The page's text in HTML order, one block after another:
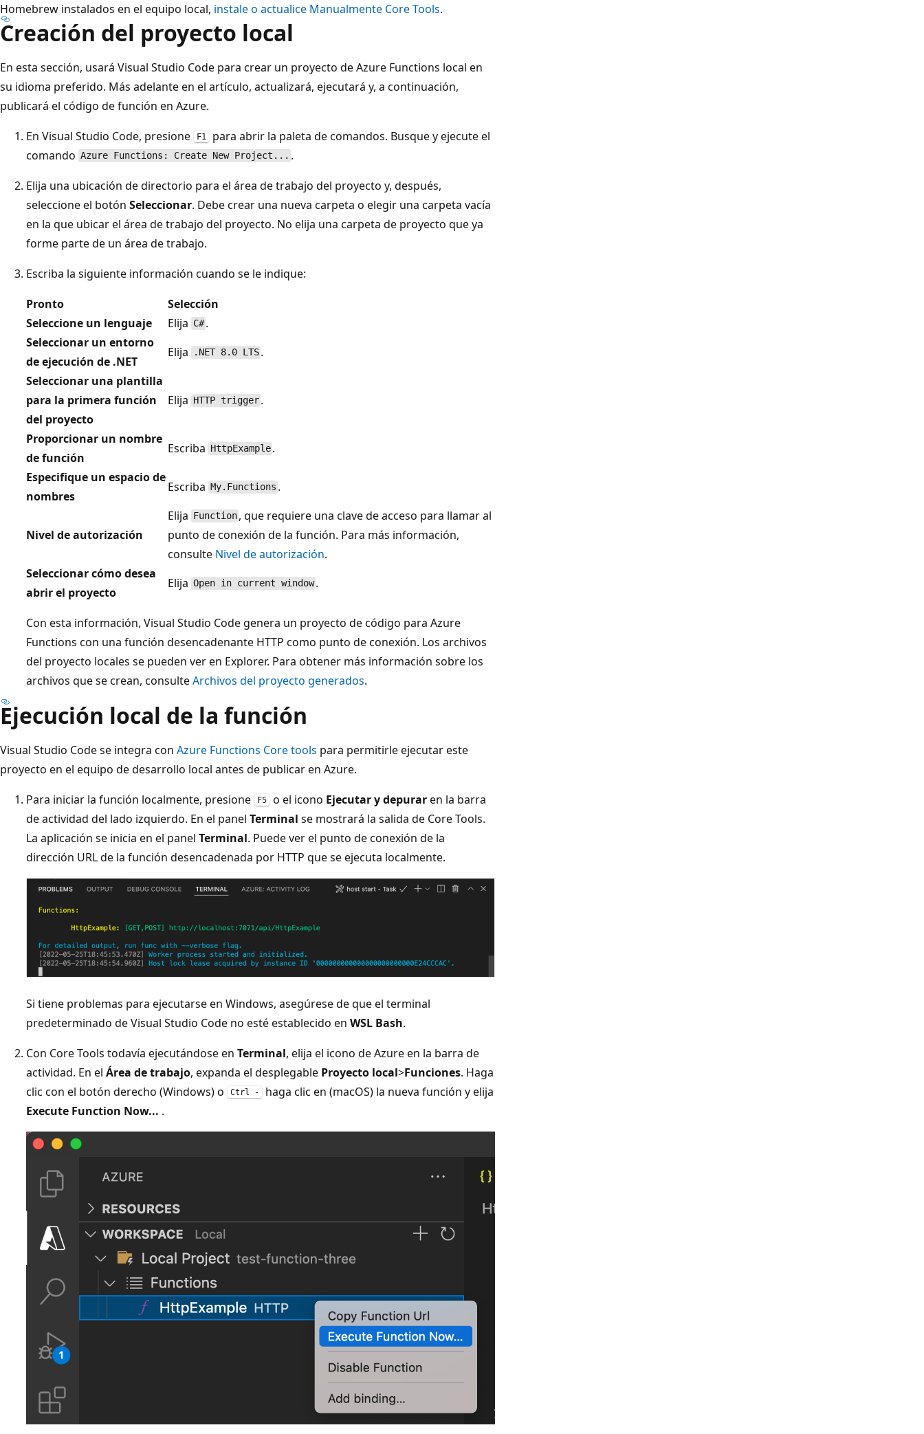
Homebrew instalados en el equipo local, instale o actualice Manualmente Core Tools.
Creación del proyecto local
En esta sección, usará Visual Studio Code para crear un proyecto de Azure Functions local en
su idioma preferido. Más adelante en el artículo, actualizará, ejecutará y, a continuación,
publicará el código de función en Azure.
En Visual Studio Code, presione
F1
para abrir la paleta de comandos. Busque y ejecute el
comando Azure Functions: Create New Project... .
Elija una ubicación de directorio para el área de trabajo del proyecto y, después,
seleccione el botón Seleccionar. Debe crear una nueva carpeta o elegir una carpeta vacía
en la que ubicar el área de trabajo del proyecto. No elija una carpeta de proyecto que ya
forme parte de un área de trabajo.
Escriba la siguiente información cuando se le indique:
Pronto
Selección
Seleccione un lenguaje
Elija C# .
Seleccionar un entorno
de ejecución de .NET
Elija .NET 8.0 LTS .
Seleccionar una plantilla
para la primera función
del proyecto
Elija HTTP trigger .
Proporcionar un nombre
de función
Escriba HttpExample .
Especifique un espacio de
nombres
Escriba My.Functions .
Nivel de autorización
Elija Function , que requiere una clave de acceso para llamar al
punto de conexión de la función. Para más información,
consulte Nivel de autorización.
Seleccionar cómo desea
abrir el proyecto
Elija Open in current window .
Con esta información, Visual Studio Code genera un proyecto de código para Azure
Functions con una función desencadenante HTTP como punto de conexión. Los archivos
del proyecto locales se pueden ver en Explorer. Para obtener más información sobre los
archivos que se crean, consulteArchivos del proyecto generados.
Ejecución local de la función
Visual Studio Code se integra con Azure Functions Core tools para permitirle ejecutar este
proyecto en el equipo de desarrollo local antes de publicar en Azure.
Para iniciar la función localmente, presione
F5 o el icono Ejecutar y depuraren la barra
de actividad del lado izquierdo. En el panel Terminal se mostrará la salida de Core Tools.
La aplicación se inicia en el panel Terminal. Puede ver el punto de conexión de la
dirección URL de la función desencadenada por HTTP que se ejecuta localmente.
Si tiene problemas para ejecutarse en Windows, asegúrese de que el terminal
predeterminado de Visual Studio Code no esté establecido en WSL Bash.
Con Core Tools todavía ejecutándose en Terminal, elija el icono de Azure en la barra de
actividad. En el Área de trabajo, expanda el desplegable Proyecto local>Funciones. Haga
clic con el botón derecho (Windows) o
Ctrl -
haga clic en (macOS) la nueva función y elija
Execute Function Now... .